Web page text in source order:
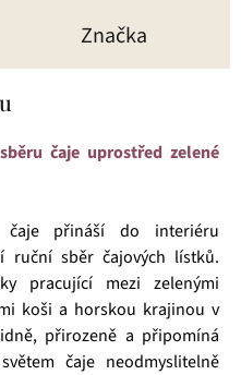
Značka
čaje uprostřed zelené
čaje přináší do interiéru
ruční sběr čajových lístků.
pracující mezi zelenými
koši a horskou krajinou v
přirozeně a připomíná
čaje neodmyslitelně